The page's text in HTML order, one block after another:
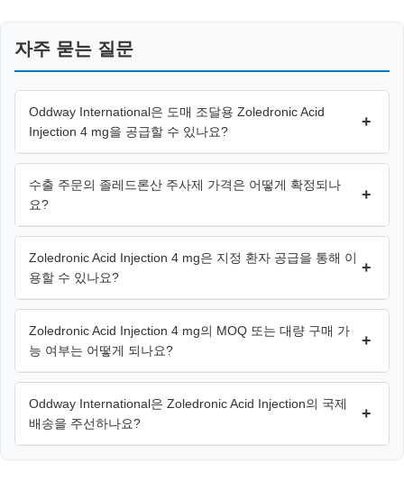
자주 묻는 질문
Oddway International은 도매 조달용 Zoledronic Acid
Injection 4 mg을 공급할 수 있나요?
+
수출 주문의 졸레드론산 주사제 가격은 어떻게 확정되나
요?
+
Zoledronic Acid Injection 4 mg은 지정 환자 공급을 통해 이
용할 수 있나요?
+
Zoledronic Acid Injection 4 mg의 MOQ 또는 대량 구매 가
능 여부는 어떻게 되나요?
+
Oddway International은 Zoledronic Acid Injection의 국제
배송을 주선하나요?
+